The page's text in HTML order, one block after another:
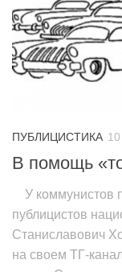
ПУБЛИЦИСТИКА
В помощь
У коммунистов
публицистов
Станиславович
на своем ТГ-